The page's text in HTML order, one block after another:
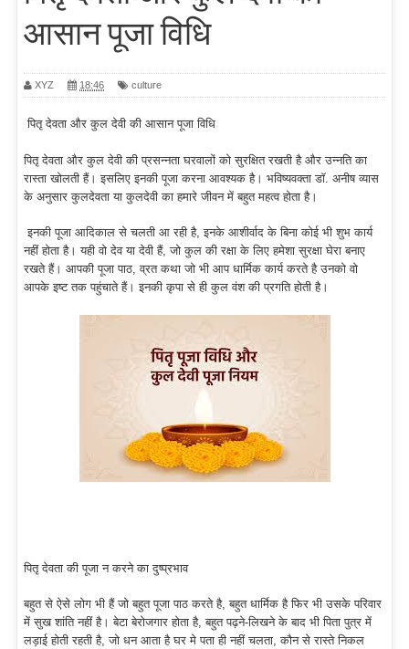
आसान पूजा विधि
XYZ 18:46 culture
पितृ देवता और कुल देवी की आसान पूजा विधि
पितृ देवता और कुल देवी की प्रसन्नता घरवालों को सुरक्षित रखती है और उन्नति का
रास्ता खोलती हैं। इसलिए इनकी पूजा करना आवश्यक है। भविष्यवक्ता डॉ. अनीष व्यास
के अनुसार कुलदेवता या कुलदेवी का हमारे जीवन में बहुत महत्व होता है।
इनकी पूजा आदिकाल से चलती आ रही है, इनके आशीर्वाद के बिना कोई भी शुभ कार्य
नहीं होता है। यही वो देव या देवी हैं, जो कुल की रक्षा के लिए हमेशा सुरक्षा घेरा बनाए
रखते हैं। आपकी पूजा पाठ, व्रत कथा जो भी आप धार्मिक कार्य करते है उनको वो
आपके इष्ट तक पहुंचाते हैं। इनकी कृपा से ही कुल वंश की प्रगति होती है।
पितृ देवता की पूजा न करने का दुष्प्रभाव
बहुत से ऐसे लोग भी हैं जो बहुत पूजा पाठ करते है, बहुत धार्मिक है फिर भी उसके परिवार
में सुख शांति नहीं है। बेटा बेरोजगार होता है, बहुत पढ़ने-लिखने के बाद भी पिता पुत्र में
लड़ाई होती रहती है, जो धन आता है घर मे पता ही नहीं चलता, कौन से रास्ते निकल